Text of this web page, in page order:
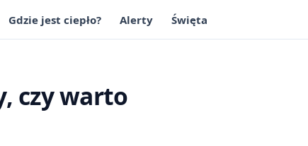
Gdzie jest ciepło? Alerty Święta
czy warto